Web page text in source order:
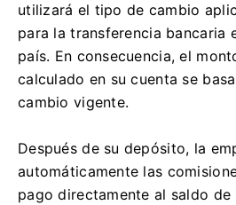
utilizará el tipo de cambio
para la transferencia bancaria
país. En consecuencia, el
calculado en su cuenta se
cambio vigente.
Después de su depósito, la
automáticamente las
pago directamente al saldo de